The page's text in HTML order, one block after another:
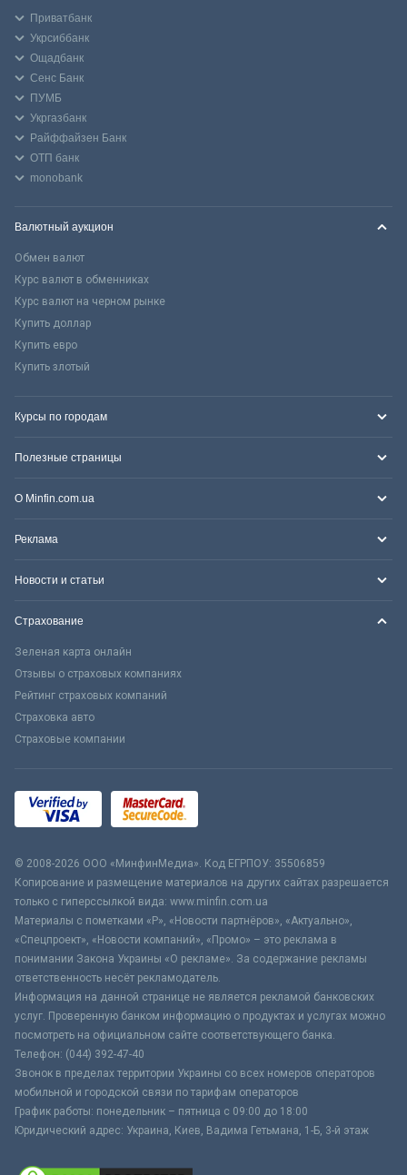
Приватбанк
Укрсиббанк
Ощадбанк
Сенс Банк
ПУМБ
Укргазбанк
Райффайзен Банк
ОТП банк
monobank
Валютный аукцион
Обмен валют
Курс валют в обменниках
Курс валют на черном рынке
Купить доллар
Купить евро
Купить злотый
Курсы по городам
Полезные страницы
О Minfin.com.ua
Реклама
Новости и статьи
Страхование
Зеленая карта онлайн
Отзывы о страховых компаниях
Рейтинг страховых компаний
Страховка авто
Страховые компании
© 2008-2026 ООО «МинфинМедиа». Код ЕГРПОУ: 35506859
Копирование и размещение материалов на других сайтах разрешается
только с гиперссылкой вида: www.minfin.com.ua
Материалы с пометками «Р», «Новости партнёров», «Актуально»,
«Спецпроект», «Новости компаний», «Промо» – это реклама в
понимании Закона Украины «О рекламе». За содержание рекламы
ответственность несёт рекламодатель.
Информация на данной странице не является рекламой банковских
услуг. Проверенную банком информацию о продуктах и услугах можно
посмотреть на официальном сайте соответствующего банка.
Телефон: (044) 392-47-40
Звонок в пределах территории Украины со всех номеров операторов
мобильной и городской связи по тарифам операторов
График работы: понедельник – пятница с 09:00 до 18:00
Юридический адрес: Украина, Киев, Вадима Гетьмана, 1-Б, 3-й этаж